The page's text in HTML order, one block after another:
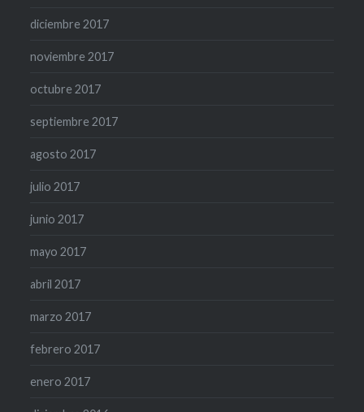
diciembre 2017
noviembre 2017
octubre 2017
septiembre 2017
agosto 2017
julio 2017
junio 2017
mayo 2017
abril 2017
marzo 2017
febrero 2017
enero 2017